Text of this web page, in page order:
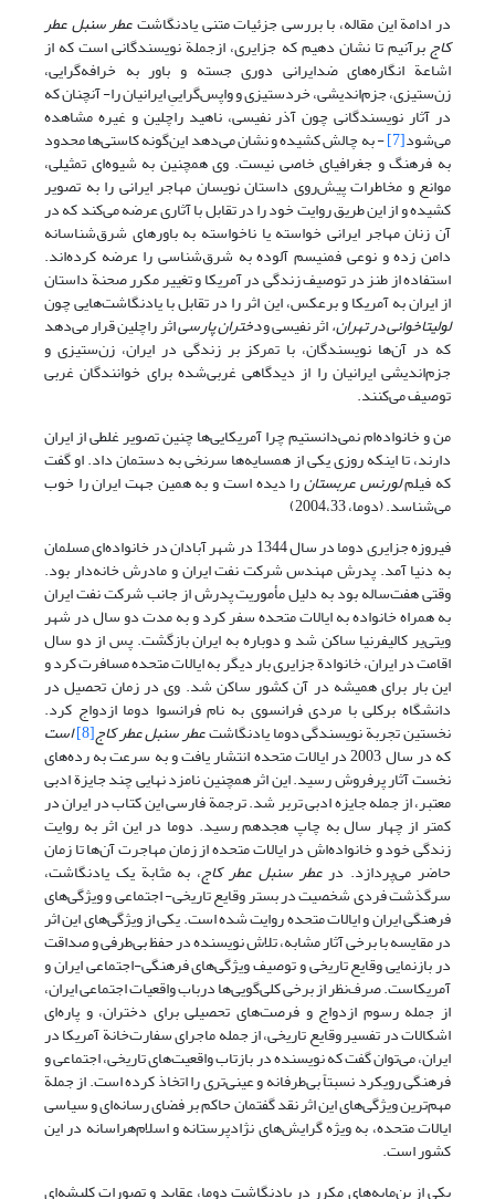
در ادامة این مقاله، با بررسی جزئیات متنی یادنگاشتعطر سنبل عطر
کاجبرآنیم تا نشان دهیم که جزایری، ازجملة نویسندگانی است که از
اشاعة انگاره‌های ضدایرانی دوری جسته و باور به خرافه‌گرایی،
زن‌ستیزی، جزم‌اندیشی، خردستیزی و واپس‌گراییِ ایرانیان را- آنچنان که
در آثار نویسندگانی چون آذر نفیسی، ناهید راچلین و غیره مشاهده
می‌شود[7] - به چالش کشیده و نشان می‌دهد این‌گونه کاستی‌ها محدود
به فرهنگ و جغرافیای خاصی نیست. وی همچنین به شیوه‌ای تمثیلی،
موانع و مخاطرات پیش‌روی داستان نویسان مهاجر ایرانی را به تصویر
کشیده و از این طریق روایت خود را در تقابل با آثاری عرضه می‌کند که در
آن زنان مهاجر ایرانی خواسته یا ناخواسته به باورهای شرق‌شناسانه
دامن زده و نوعی فمنیسم آلوده به شرق‌شناسی را عرضه کرده‌اند.
استفاده از طنز در توصیف زندگی در آمریکا و تغییر مکرر صحنة داستان
از ایران به آمریکا و برعکس، این اثر را در تقابل با یادنگاشت‌هایی چون
لولیتاخوانی در تهران،اثر نفیسی ودختران پارسیاثر راچلین قرار می‌دهد
که در آن‌ها نویسندگان، با تمرکز بر زندگی در ایران، زن‌ستیزی و
جزم‌اندیشی ایرانیان را از دیدگاهی غربی‌شده برای خوانندگان غربی
توصیف می‌کنند.
من و خانواده‌ام نمی‌دانستیم چرا آمریکایی‌ها چنین تصویر غلطی از ایران
دارند، تا اینکه روزی یکی از همسایه‌ها سرنخی به دستمان داد. او گفت
که فیلملورنس عربستانرا دیده است و به همین جهت ایران را خوب
می‌شناسد. (دوما، 2004،33)
فیروزه جزایری دوما در سال 1344 در شهر آبادان در خانواده‌ای مسلمان
به دنیا آمد. پدرش مهندس شرکت نفت ایران و مادرش خانه‌دار بود.
وقتی هفت‌ساله بود به دلیل مأموریت پدرش از جانب شرکت نفت ایران
به همراه خانواده به ایالات متحده سفر کرد و به مدت دو سال در شهر
ویتی‌یر کالیفرنیا ساکن شد و دوباره به ایران بازگشت. پس از دو سال
اقامت در ایران، خانوادة جزایری بار دیگر به ایالات متحده مسافرت کرد و
این بار برای همیشه در آن کشور ساکن شد. وی در زمان تحصیل در
دانشگاه برکلی با مردی فرانسوی به نام فرانسوا دوما ازدواج کرد.
نخستین تجربة نویسندگی دوما یادنگاشتعطر سنبل عطر کاج[8] است
که در سال 2003 در ایالات متحده انتشار یافت و به سرعت به رده‌های
نخست آثار پرفروش رسید. این اثر همچنین نامزد نهایی چند جایزة ادبی
معتبر، از جمله جایزه ادبی تربر شد. ترجمة فارسی این کتاب در ایران در
کمتر از چهار سال به چاپ هجدهم رسید. دوما در این اثر به روایت
زندگی خود و خانواده‌اش در ایالات متحده از زمان مهاجرت آن‌ها تا زمان
حاضر می‌پردازد. درعطر سنبل عطر کاج، به مثابة یک یادنگاشت،
سرگذشت فردی شخصیت در بستر وقایع تاریخی- اجتماعی و ویژگی‌های
فرهنگی ایران و ایالات متحده روایت شده است. یکی از ویژگی‌های این اثر
در مقایسه با برخی آثار مشابه، تلاش نویسنده در حفظ بی‌طرفی و صداقت
در بازنمایی وقایع تاریخی و توصیف ویژگی‌های فرهنگی-‌اجتماعی ایران و
آمریکاست. صرف‌نظر از برخی کلی‌گویی‌ها درباب واقعیات اجتماعی ایران،
از جمله رسوم ازدواج و فرصت‌های تحصیلی برای دختران، و پاره‌ای
اشکالات در تفسیر وقایع تاریخی، از جمله ماجرای سفارت‌خانة آمریکا در
ایران، می‌توان گفت که نویسنده در بازتاب واقعیت‌های تاریخی، اجتماعی و
فرهنگی رویکرد نسبتاً بی‌طرفانه و عینی‌تری را اتخاذ کرده است. از جملة
مهم‌ترین ویژگی‌های این اثر نقد گفتمان حاکم بر فضای رسانه‌ای و سیاسی
ایالات متحده، به ویژه گرایش‌های نژادپرستانه و اسلام‌هراسانه در این
کشور است.
یکی از بن‌مایه‌های مکرر در یادنگاشت دوما، عقاید و تصورات کلیشه‌ای